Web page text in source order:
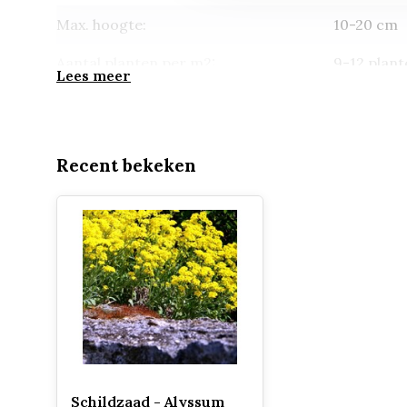
Max. hoogte: 10-20 cm
9-12
Lees meer
Recent bekeken
Schildzaad - Alyssum